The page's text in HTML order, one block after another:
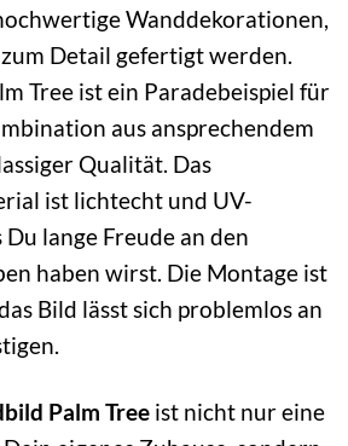
Wanddekorationen,
Detail gefertigt werden.
Tree ist ein Paradebeispiel für
aus ansprechendem
Qualität. Das
ist lichtecht und UV-
Du lange Freude an den
haben wirst. Die Montage ist
Bild lässt sich problemlos an
Palm Tree ist nicht nur eine